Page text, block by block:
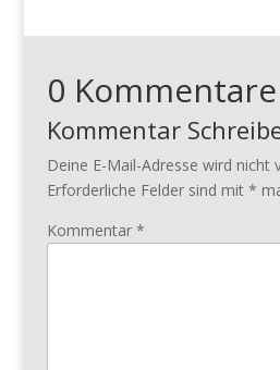
0 Kommentare
Kommentar
Deine E-Mail-Adresse wird nicht
Erforderliche Felder sind mit *
Kommentar *